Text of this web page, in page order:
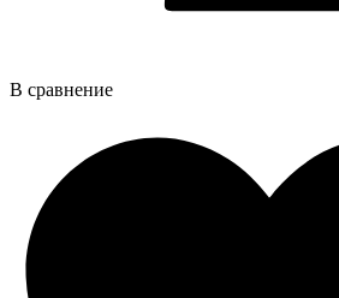
В сравнение